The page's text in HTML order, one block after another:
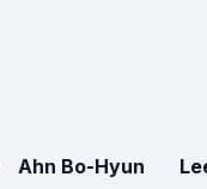
Ahn Bo-Hyun